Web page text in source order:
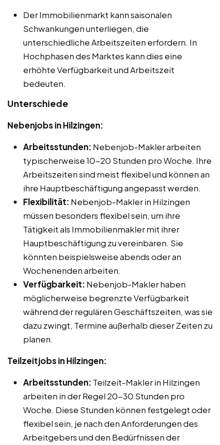
Der Immobilienmarkt kann saisonalen
Schwankungen unterliegen, die
unterschiedliche Arbeitszeiten erfordern. In
Hochphasen des Marktes kann dies eine
erhöhte Verfügbarkeit und Arbeitszeit
bedeuten.
Unterschiede
Nebenjobs in Hilzingen:
Arbeitsstunden: Nebenjob-Makler arbeiten
typischerweise 10-20 Stunden pro Woche. Ihre
Arbeitszeiten sind meist flexibel und können an
ihre Hauptbeschäftigung angepasst werden.
Flexibilität: Nebenjob-Makler in Hilzingen
müssen besonders flexibel sein, um ihre
Tätigkeit als Immobilienmakler mit ihrer
Hauptbeschäftigung zu vereinbaren. Sie
könnten beispielsweise abends oder an
Wochenenden arbeiten.
Verfügbarkeit: Nebenjob-Makler haben
möglicherweise begrenzte Verfügbarkeit
während der regulären Geschäftszeiten, was sie
dazu zwingt, Termine außerhalb dieser Zeiten zu
planen.
Teilzeitjobs in Hilzingen:
Arbeitsstunden: Teilzeit-Makler in Hilzingen
arbeiten in der Regel 20-30 Stunden pro
Woche. Diese Stunden können festgelegt oder
flexibel sein, je nach den Anforderungen des
Arbeitgebers und den Bedürfnissen der